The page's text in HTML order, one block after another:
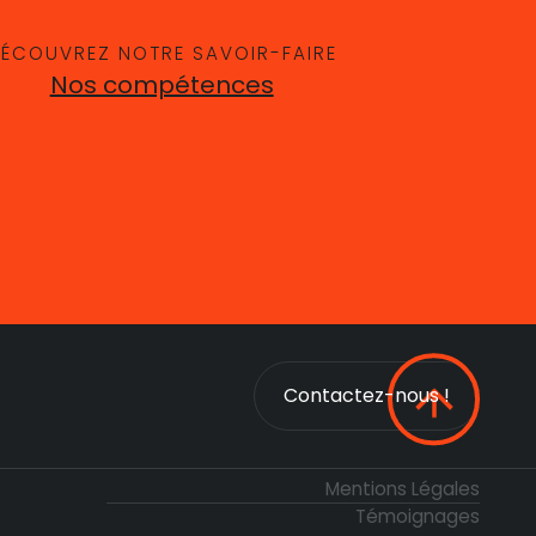
NOTRE SAVOIR-FAIRE
Nos compétences
Contactez-nous !
Contactez-nous !
Mentions Légales
Témoignages